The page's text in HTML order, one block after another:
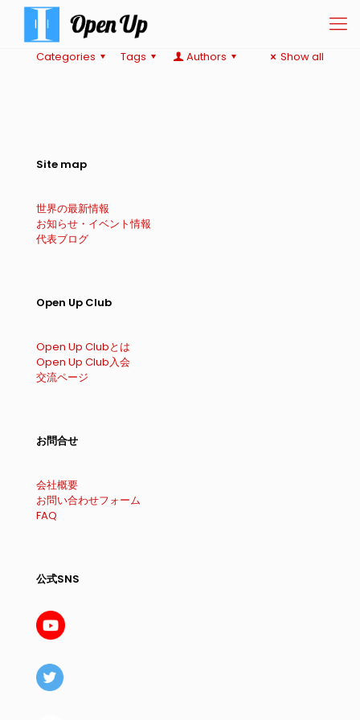
Categories Tags Authors Show all
Site map
世界の最新情報
お知らせ・イベント情報
代表ブログ
Open Up Club
Open Up Clubとは
Open Up Club入会
交流ページ
お問合せ
会社概要
お問い合わせフォーム
FAQ
公式SNS